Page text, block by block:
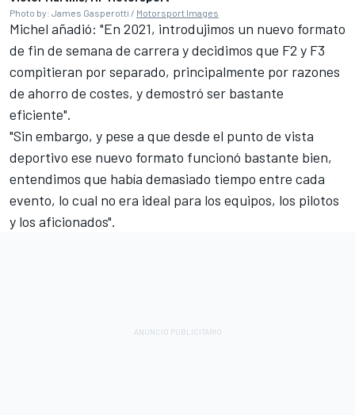
Photo by: James Gasperotti / Motorsport Images
Michel añadió: "En 2021, introdujimos un nuevo formato
de fin de semana de carrera y decidimos que F2 y F3
compitieran por separado, principalmente por razones
de ahorro de costes, y demostró ser bastante
eficiente".
"Sin embargo, y pese a que desde el punto de vista
deportivo ese nuevo formato funcionó bastante bien,
entendimos que había demasiado tiempo entre cada
evento, lo cual no era ideal para los equipos, los pilotos
y los aficionados".